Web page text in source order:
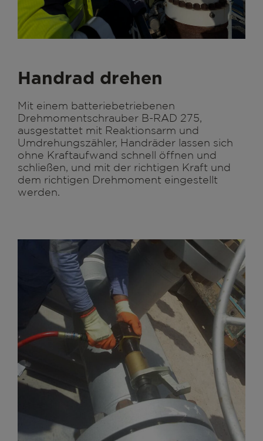
Handrad drehen
Mit einem batteriebetriebenen
Drehmomentschrauber B-RAD 275,
ausgestattet mit Reaktionsarm und
Umdrehungszähler, Handräder lassen sich
ohne Kraftaufwand schnell öffnen und
schließen, und mit der richtigen Kraft und
dem richtigen Drehmoment eingestellt
werden.